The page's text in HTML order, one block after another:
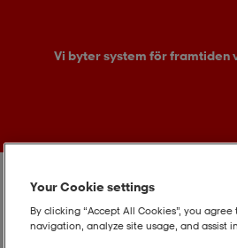
Vi byter system för framtiden
Xguard Helmet Cat Eye Jr
Your Cookie settings
By clicking “Accept All Cookies”, you
navigation, analyze site usage, and assist